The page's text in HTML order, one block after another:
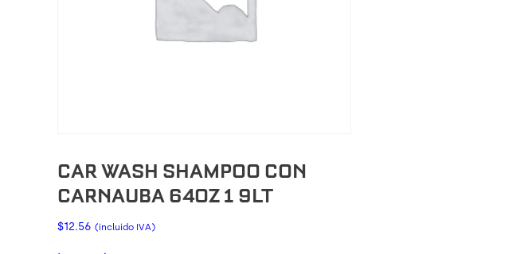
CAR WASH SHAMPOO CON
CARNAUBA 64OZ 1 9LT
$12.56 (incluido IVA)